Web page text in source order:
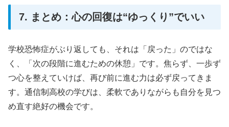
7. まとめ：心の回復は“ゆっくり”でいい
学校恐怖症がぶり返しても、それは「戻った」のではな
く、「次の段階に進むための休憩」です。焦らず、一歩ず
つ心を整えていけば、再び前に進む力は必ず戻ってきま
す。通信制高校の学びは、柔軟でありながらも自分を見つ
め直す絶好の機会です。